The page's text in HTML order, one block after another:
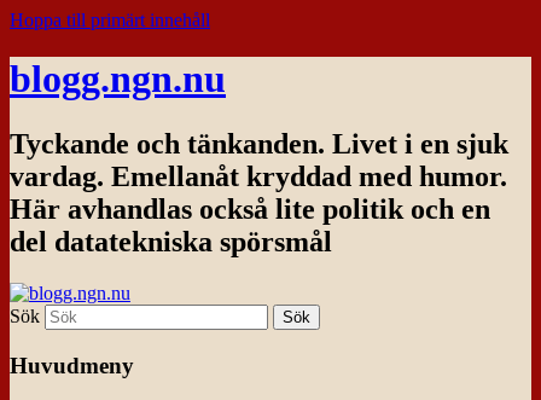
Hoppa till primärt innehåll
blogg.ngn.nu
Tyckande och tänkanden. Livet i en sjuk
vardag. Emellanåt kryddad med humor.
Här avhandlas också lite politik och en
del datatekniska spörsmål
Sök
Huvudmeny